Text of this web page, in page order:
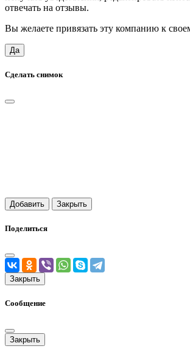
отвечать на отзывы.
Вы желаете привязать эту компанию к
Да
Сделать снимок
Добавить Закрыть
Поделиться
Закрыть
Сообщение
Закрыть